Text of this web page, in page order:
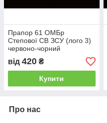
Прапор 61 ОМБр
Степової СВ ЗСУ (лого 3)
червоно-чорний
від 420 ₴
Купити
Про нас